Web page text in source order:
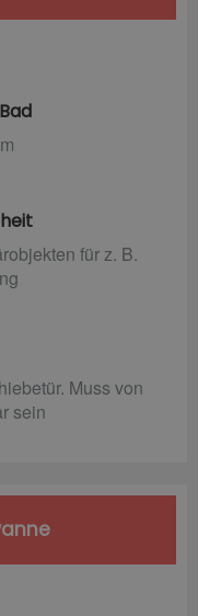
für z. B.
Muss von
sein